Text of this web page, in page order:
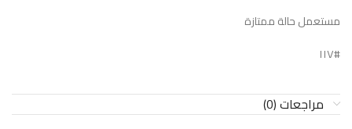
مستعمل حالة ممتازة
#١١٧
مراجعات (0)